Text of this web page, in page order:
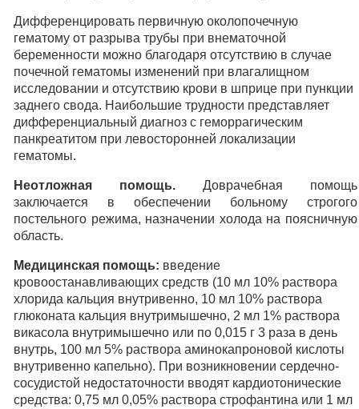
Дифференцировать первичную околопочечную
гематому от разрыва трубы при внематочной
беременности можно благодаря отсутствию в случае
почечной гематомы изменений при влагалищном
исследовании и отсутствию крови в шприце при пункции
заднего свода. Наибольшие трудности представляет
дифференциальный диагноз с геморрагическим
панкреатитом при левосторонней локализации
гематомы.
Неотложная помощь. Доврачебная помощь
заключается в обеспечении больному строгого
постельного режима, назначении холода на поясничную
область.
Медицинская помощь: введение
кровоостанавливающих средств (10 мл 10% раствора
хлорида кальция внутривенно, 10 мл 10% раствора
глюконата кальция внутримышечно, 2 мл 1% раствора
викасола внутримышечно или по 0,015 г 3 раза в день
внутрь, 100 мл 5% раствора аминокапроновой кислоты
внутривенно капельно). При возникновении сердечно-
сосудистой недостаточности вводят кардиотонические
средства: 0,75 мл 0,05% раствора строфантина или 1 мл